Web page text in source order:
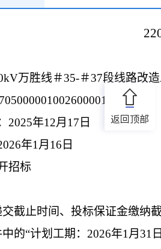
返回顶部
万胜线＃35-＃37段线路改
；
2025年12月 17 日
6年1 月 16 日
招标
截止时间、投标保证金缴纳
的“计划工期：2026年1月31